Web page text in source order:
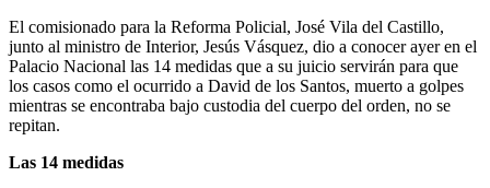
El comisionado para la Reforma Policial, José Vila del Castillo,
junto al ministro de Interior, Jesús Vásquez, dio a conocer ayer en el
Palacio Nacional las 14 medidas que a su juicio servirán para que
los casos como el ocurrido a David de los Santos, muerto a golpes
mientras se encontraba bajo custodia del cuerpo del orden, no se
repitan.
Las 14 medidas